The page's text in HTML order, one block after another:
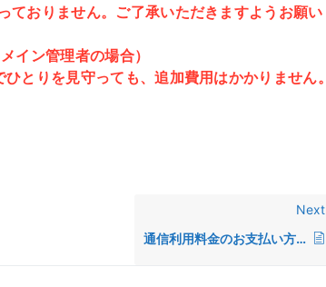
おりません。ご了承いただきますようお願い
イン管理者の場合）
とりを見守っても、追加費用はかかりません。
Next
通信利用料金のお支払い方法は？